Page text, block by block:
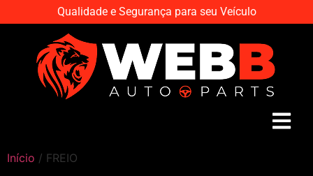
Qualidade e Segurança para seu Veículo
Início / FREIO